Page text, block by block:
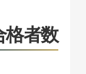
格者数